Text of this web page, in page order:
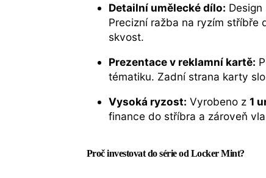
Detailní umělecké dílo:
Precizní ražba na ryzím stříbře
skvost.
Prezentace v reklamní kartě:
tématiku. Zadní strana karty
Vysoká ryzost: Vyrobeno z1
finance do stříbra a zároveň
Proč investovat do série od Locker Mint?